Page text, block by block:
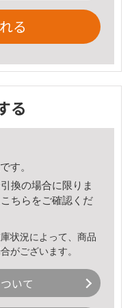
る
る
す。
換の場合に限りま
こちら をご確認くだ
状況によって、商品
がございます。
いて